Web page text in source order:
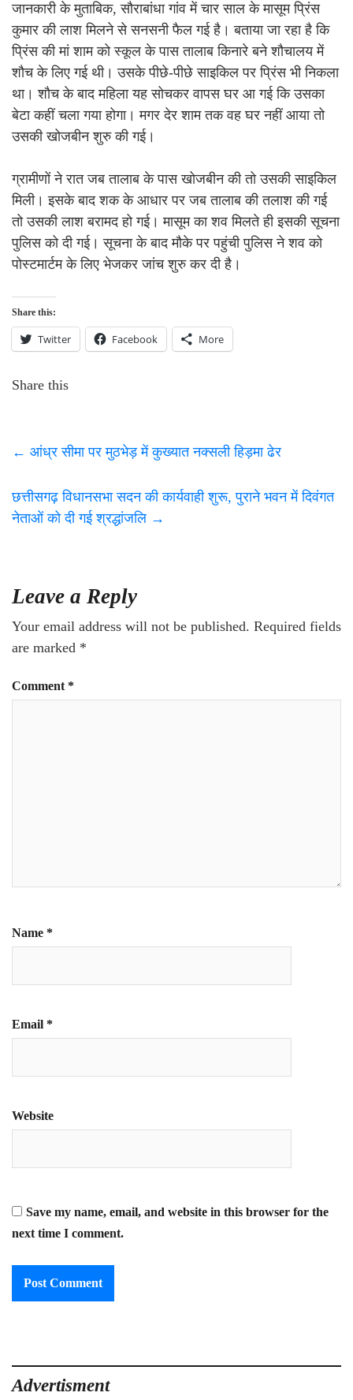
जानकारी के मुताबिक, सौराबांधा गांव में चार साल के मासूम प्रिंस
कुमार की लाश मिलने से सनसनी फैल गई है। बताया जा रहा है कि
प्रिंस की मां शाम को स्कूल के पास तालाब किनारे बने शौचालय में
शौच के लिए गई थी। उसके पीछे-पीछे साइकिल पर प्रिंस भी निकला
था। शौच के बाद महिला यह सोचकर वापस घर आ गई कि उसका
बेटा कहीं चला गया होगा। मगर देर शाम तक वह घर नहीं आया तो
उसकी खोजबीन शुरु की गई।
ग्रामीणों ने रात जब तालाब के पास खोजबीन की तो उसकी साइकिल
मिली। इसके बाद शक के आधार पर जब तालाब की तलाश की गई
तो उसकी लाश बरामद हो गई। मासूम का शव मिलते ही इसकी सूचना
पुलिस को दी गई। सूचना के बाद मौके पर पहुंची पुलिस ने शव को
पोस्टमार्टम के लिए भेजकर जांच शुरु कर दी है।
Share this:
Twitter Facebook More
Share this
← आंध्र सीमा पर मुठभेड़ में कुख्यात नक्सली हिड़मा ढेर
छत्तीसगढ़ विधानसभा सदन की कार्यवाही शुरू, पुराने भवन में दिवंगत
नेताओं को दी गई श्रद्धांजलि →
Leave a Reply
Your email address will not be published. Required fields
are marked *
Comment *
Name *
Email *
Website
Save my name, email, and website in this browser for the
next time I comment.
Advertisment